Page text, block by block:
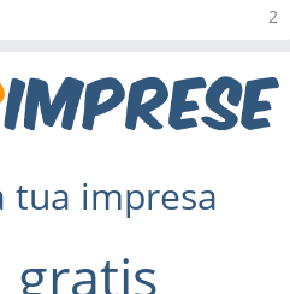
2
tua impresa
gratis